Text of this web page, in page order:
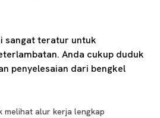
sangat teratur untuk
Anda cukup duduk
penyelesaian dari bengkel
melihat alur kerja lengkap